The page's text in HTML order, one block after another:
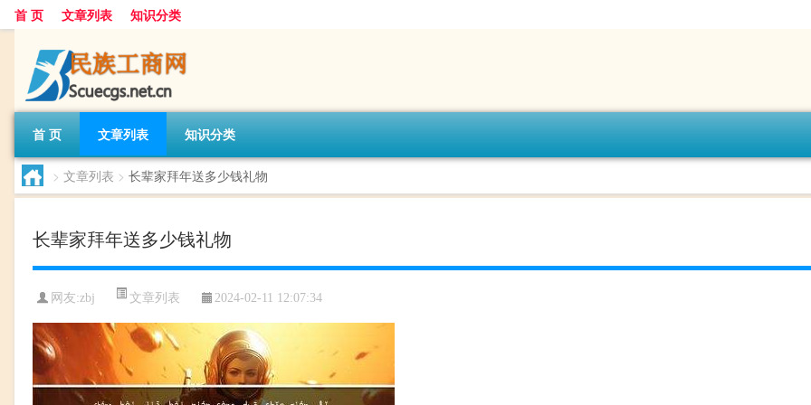
首 页 文章列表 知识分类
首 页 文章列表 知识分类
> 文章列表 > 长辈家拜年送多少钱礼物
长辈家拜年送多少钱礼物
网友:zbj 文章列表 2024-02-11 12:07:34